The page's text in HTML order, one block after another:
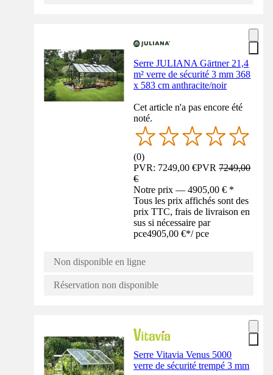
Serre JULIANA Gärtner 21,4
m² verre de sécurité 3 mm 368
x 583 cm anthracite/noir
Cet article n'a pas encore été
noté.
(0)
PVR: 7249,00 €PVR7249,00
€
Notre prix — 4905,00 € *
Tous les prix affichés sont des
prix TTC, frais de livraison en
sus si nécessaire par
pce4905,00 €*/ pce
Non disponible en ligne
Réservation non disponible
Serre Vitavia Venus 5000
verre de sécurité trempé 3 mm